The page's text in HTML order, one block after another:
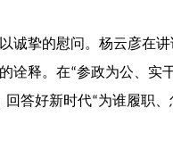
诚挚的慰问。杨云彦在讲
诠释。在“参政为公、实
答好新时代“为谁履职、